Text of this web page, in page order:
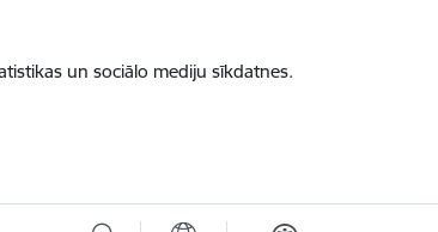
un sociālo mediju sīkdatnes.